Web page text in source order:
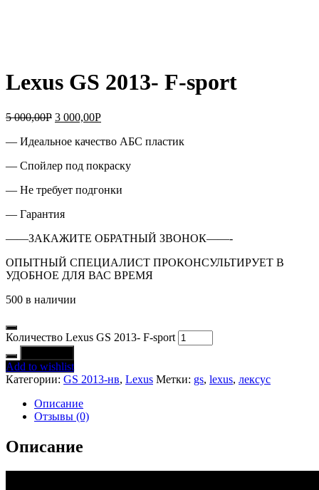
Lexus GS 2013- F-sport
5 000,00Р 3 000,00Р
— Идеальное качество АБС пластик
— Спойлер под покраску
— Не требует подгонки
— Гарантия
——ЗАКАЖИТЕ ОБРАТНЫЙ ЗВОНОК——-
ОПЫТНЫЙ СПЕЦИАЛИСТ ПРОКОНСУЛЬТИРУЕТ В
УДОБНОЕ ДЛЯ ВАС ВРЕМЯ
500 в наличии
Количество Lexus GS 2013- F-sport
Add to wishlist
Категории: GS 2013-нв, Lexus Метки: gs, lexus, лексус
Описание
Отзывы (0)
Описание